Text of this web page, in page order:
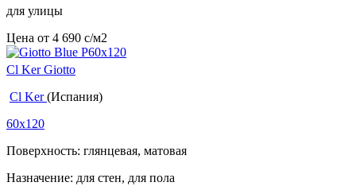
для улицы
Цена от 4 690 c/м2
Cl Ker Giotto
Cl Ker(Испания)
60x120
Поверхность: глянцевая, матовая
Назначение: для стен, для пола